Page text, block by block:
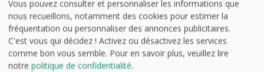
résidents de l’UE.
Nous utilisons des cookies de mesure
d'audience ou en lien avec les réseaux sociaux.
Un bandeau d'information est affiché lors de
Vous pouvez consulter et personnaliser les informations que
nous recueillons, notamment des cookies pour estimer la
fréquentation ou personnaliser des annonces publicitaires.
C'est vous qui décidez ! Activez ou désactivez les services
comme bon vous semble. Pour en savoir plus, veuillez lire
notre politique de confidentialité.